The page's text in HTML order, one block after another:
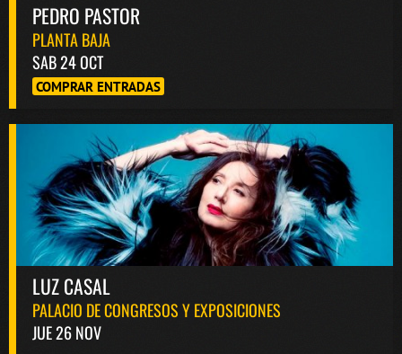
PEDRO PASTOR
PLANTA BAJA
SAB 24 OCT
COMPRAR ENTRADAS
LUZ CASAL
PALACIO DE CONGRESOS Y EXPOSICIONES
JUE 26 NOV